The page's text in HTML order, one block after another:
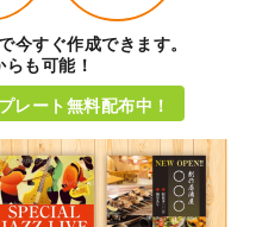
今すぐ作成できます。
も可能！
レート無料配布中！